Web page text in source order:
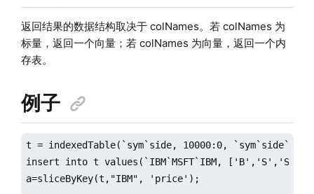
返回结果的数据结构取决于 colNames。若 colNames 为
标量，返回一个向量；若 colNames 为向量，返回一个内
存表。
例子
t = indexedTable(`sym`side, 10000:0,
insert into t values(`IBM`MSFT`IBM, ['B','S','S'],
a=sliceByKey(t,"IBM", 'price');